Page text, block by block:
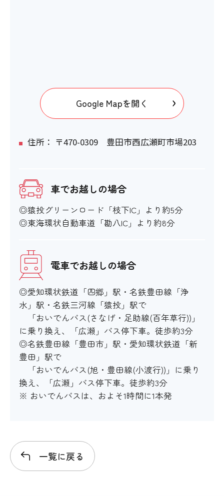
Google Mapを開く
住所： 〒470-0309 豊田市西広瀬町市場203
車でお越しの場合
◎猿投グリーンロード「枝下IC」より約5分
◎東海環状自動車道「勘八IC」より約8分
電車でお越しの場合
◎愛知環状鉄道「四郷」駅・名鉄豊田線「浄
水」駅・名鉄三河線「猿投」駅で
「おいでんバス(さなげ・足助線(百年草行))」
に乗り換え、「広瀬」バス停下車。徒歩約3分
◎名鉄豊田線「豊田市」駅・愛知環状鉄道「新
豊田」駅で
「おいでんバス(旭・豊田線(小渡行))」に乗り
換え、「広瀬」バス停下車。徒歩約3分
※ おいでんバスは、およそ1時間に1本発
一覧に戻る